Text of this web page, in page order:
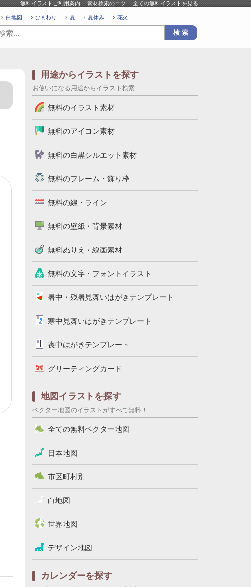
無料イラストご利用案内 素材検索のコツ 全ての無料イラストを見る
白地図 ひまわり 夏 夏休み 花火
用途からイラストを探す
お使いになる用途からイラスト検索
無料のイラスト素材
無料のアイコン素材
無料の白黒シルエット素材
無料のフレーム・飾り枠
無料の線・ライン
無料の壁紙・背景素材
無料ぬりえ・線画素材
無料の文字・フォントイラスト
暑中・残暑見舞いはがきテンプレート
寒中見舞いはがきテンプレート
喪中はがきテンプレート
グリーティングカード
地図イラストを探す
ベクター地図のイラストがすべて無料！
全ての無料ベクター地図
日本地図
市区町村別
白地図
世界地図
デザイン地図
カレンダーを探す